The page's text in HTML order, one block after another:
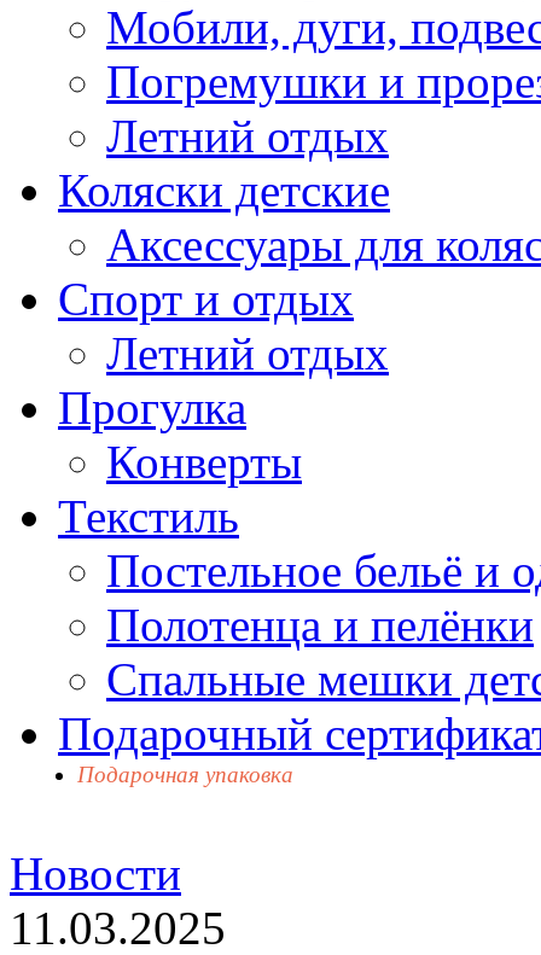
Мобили, дуги,
Погремушки и
Летний отдых
Коляски детские
Аксессуары для
Спорт и отдых
Летний отдых
Прогулка
Конверты
Текстиль
Постельное бельё и
Полотенца и пелёнки
Спальные мешки
Подарочный
Подарочная упаковка
Новости
11.03.2025